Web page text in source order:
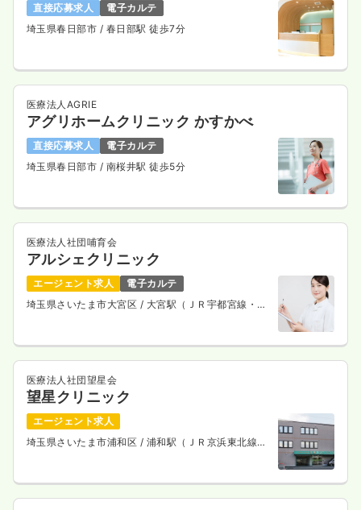
透析正・准看護師 一般病院
26.1万円〜/月 賞与2回
時間 8:15～17:00
4週8休以上
担当業務未経験可
第二新卒可
月給26万円以上可
詳細を見る
救急外来正看護師
日勤のみ（常勤）
4週8休以上
担当業務未経験可
月給25万円以上可
気になる 詳細を見る
直接応募求人
電子カルテ
埼玉県春日部市 / 春日部駅 徒歩7分
医療法人AGRIE
アグリホームクリニック かすかべ
直接応募求人
電子カルテ
埼玉県春日部市 / 南桜井駅 徒歩5分
医療法人社団哺育会
アルシェクリニック
エージェント求人
電子カルテ
埼玉県さいたま市大宮区 / 大宮駅（ＪＲ宇都宮線・Ｊ
医療法人社団望星会
望星クリニック
エージェント求人
埼玉県さいたま市浦和区 / 浦和駅（ＪＲ京浜東北線）